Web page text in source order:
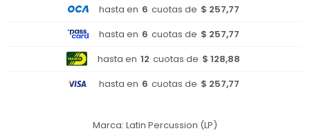
hasta en 6 cuotas de $ 257,77
hasta en 6 cuotas de $ 257,77
hasta en 12 cuotas de $ 128,88
hasta en 6 cuotas de $ 257,77
Marca: Latin Percussion (LP)